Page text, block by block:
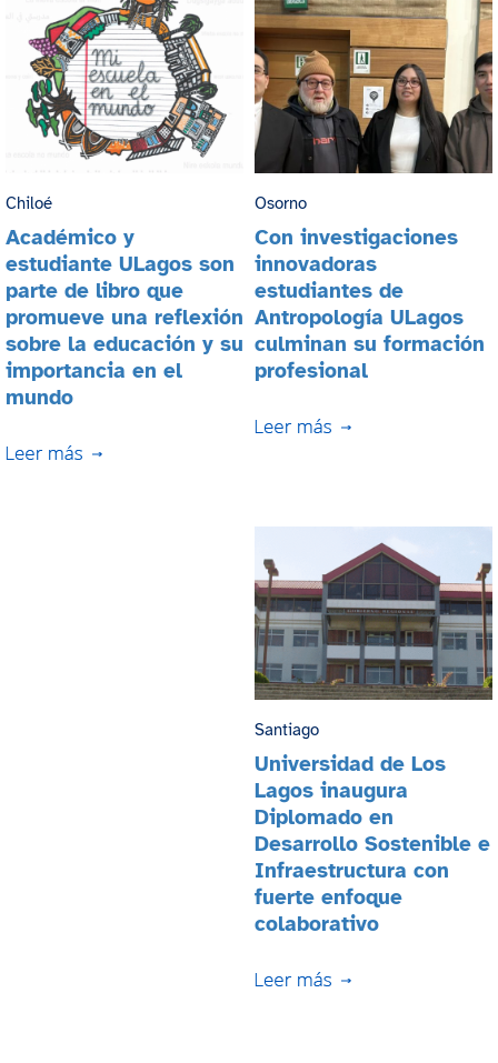
Chiloé
Académico y
estudiante ULagos son
parte de libro que
promueve una reflexión
sobre la educación y su
importancia en el
mundo
Osorno
Con investigaciones
innovadoras
estudiantes de
Antropología ULagos
culminan su formación
profesional
Santiago
Universidad de Los
Lagos inaugura
Diplomado en
Desarrollo Sostenible e
Infraestructura con
fuerte enfoque
colaborativo